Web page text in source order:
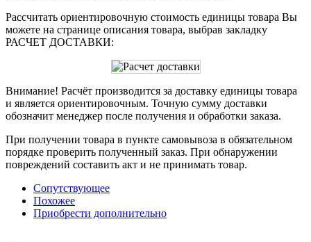
Рассчитать ориентировочную стоимость единицы товара Вы
можете на странице описания товара, выбрав закладку
РАСЧЕТ ДОСТАВКИ:
Внимание! Расчёт производится за доставку единицы товара
и является ориентировочным. Точную сумму доставки
обозначит менеджер после получения и обработки заказа.
При получении товара в пункте самовывоза в обязательном
порядке проверить полученный заказ. При обнаружении
повреждений составить акт и не принимать товар.
Сопутствующее
Похожее
Приобрести дополнительно